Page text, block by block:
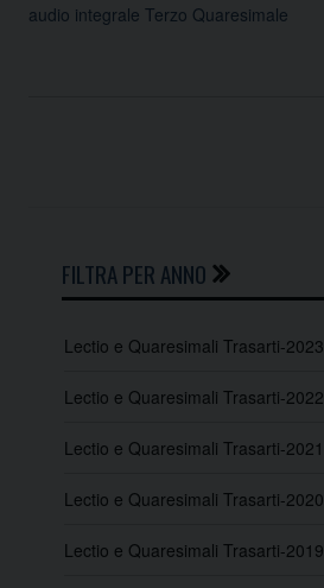
audio integrale Terzo Quaresimale
FILTRA PER ANNO
Lectio e Quaresimali Trasarti-2023
Lectio e Quaresimali Trasarti-2022
Lectio e Quaresimali Trasarti-2021
Lectio e Quaresimali Trasarti-2020
Lectio e Quaresimali Trasarti-2019